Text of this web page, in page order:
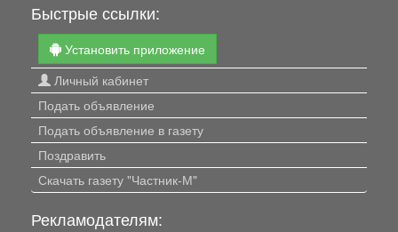
Быстрые ссылки:
Установить приложение
Личный кабинет
Подать объявление
Подать объявление в газету
Поздравить
Скачать газету "Частник-М"
Рекламодателям: